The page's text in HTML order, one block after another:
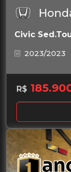
Civic
2023/2023
R$